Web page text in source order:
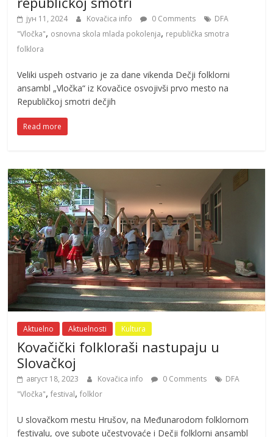
јун 11, 2024 Kovačica info 0 Comments
DFA
"Vločka", osnovna skola mlada pokolenja, republička smotra
folklora
Veliki uspeh ostvario je za dane vikenda Dečji folklorni
ansambl „Vločka“ iz Kovačice osvojivši prvo mesto na
Republičkoj smotri dečjih
Read more
Aktuelno Aktuelnosti Kultura
Kovačički folkloraši nastupaju u
Slovačkoj
август 18, 2023 Kovačica info 0 Comments
DFA
"Vločka",festival,folklor
U slovačkom mestu Hrušov, na Međunarodom folklornom
festivalu, ove subote učestvovaće i Dečji folklorni ansambl